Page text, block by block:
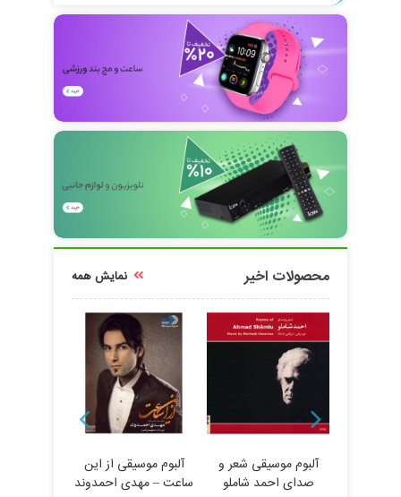
محصولات اخیر نمایش همه
آلبوم موسیقی از این
ساعت – مهدی احمدوند
آلبوم موسیقی شعر و
صدای احمد شاملو